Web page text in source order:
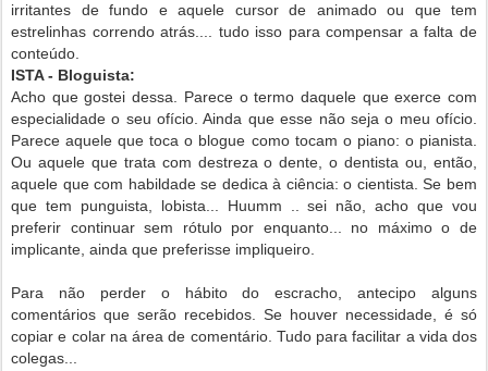
irritantes de fundo e aquele cursor de animado ou que tem
estrelinhas correndo atrás.... tudo isso para compensar a falta de
conteúdo.
ISTA - Bloguista:
Acho que gostei dessa. Parece o termo daquele que exerce com
especialidade o seu ofício. Ainda que esse não seja o meu ofício.
Parece aquele que toca o blogue como tocam o piano: o pianista.
Ou aquele que trata com destreza o dente, o dentista ou, então,
aquele que com habildade se dedica à ciência: o cientista. Se bem
que tem punguista, lobista... Huumm .. sei não, acho que vou
preferir continuar sem rótulo por enquanto... no máximo o de
implicante, ainda que preferisse impliqueiro.
Para não perder o hábito do escracho, antecipo alguns
comentários que serão recebidos. Se houver necessidade, é só
copiar e colar na área de comentário. Tudo para facilitar a vida dos
colegas...